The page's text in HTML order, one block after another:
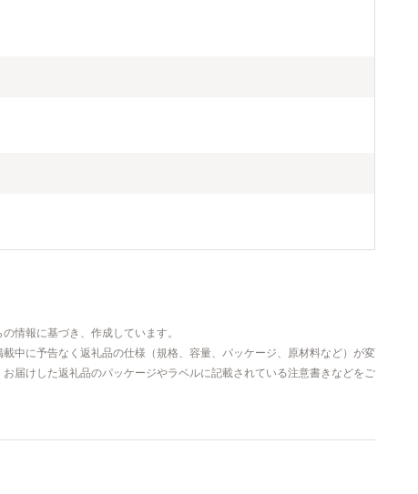
情報に基づき、作成しています。
中に予告なく返礼品の仕様（規格、容量、パッケージ、原材料など）が変
届けした返礼品のパッケージやラベルに記載されている注意書きなどをご